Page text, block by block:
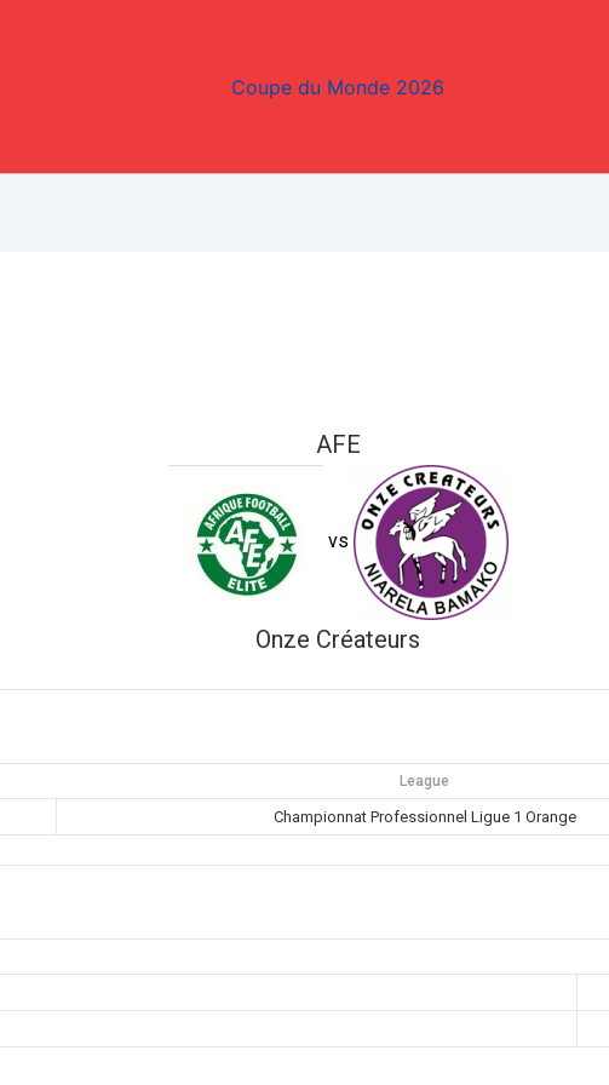
Coupe du Monde 2026
AFE
vs
Onze Créateurs
League
Championnat Professionnel Ligue 1 Orange